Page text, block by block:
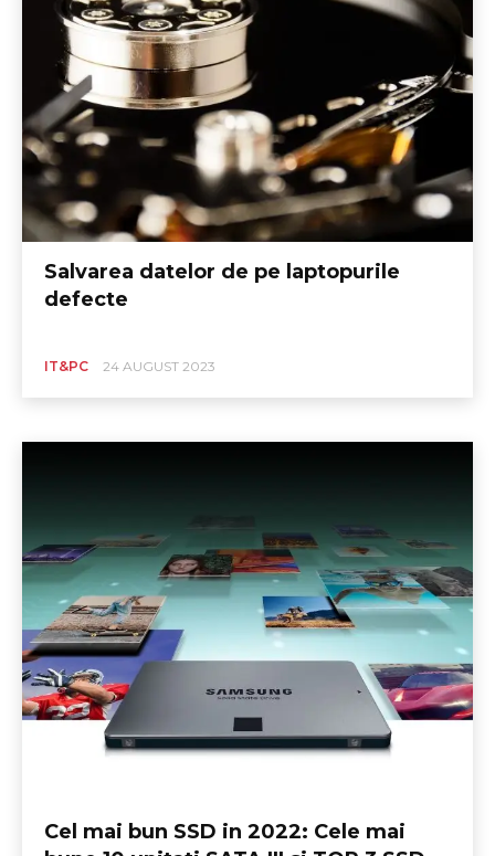
Salvarea datelor de pe laptopurile
defecte
IT&PC 24 AUGUST 2023
Cel mai bun SSD in 2022: Cele mai